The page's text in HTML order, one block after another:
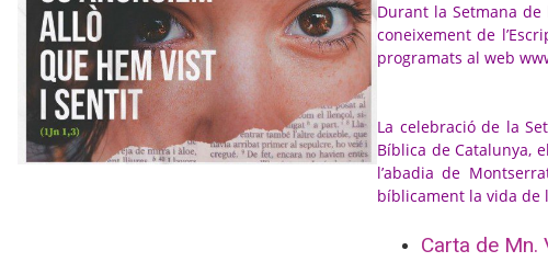
Durant la Setmana
coneixement de
programats al web
La celebració de la
Bíblica de Catalunya,
l’abadia de
bíblicament la vida de
Carta de Mn.